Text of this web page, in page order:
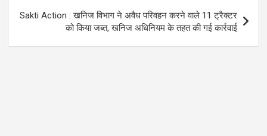
Sakti Action : खनिज विभाग ने अवैध परिवहन करने वाले 11 ट्रैक्टर
को किया जब्त, खनिज अधिनियम के तहत की गई कार्रवाई